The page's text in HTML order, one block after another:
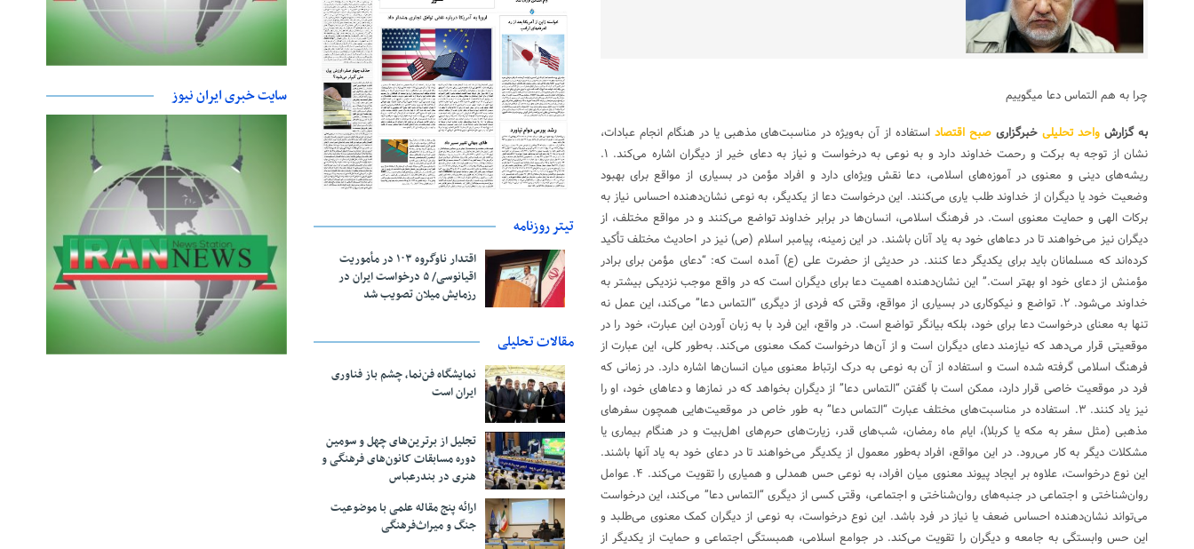
چرا به هم التماس دعا میگوییم
به گزارش واحد تحلیلی خبرگزاری صبح اقتصاداستفاده از آن به‌ویژه در مناسبت‌های مذهبی یا در هنگام انجام عبادات،
نشان از توجه به برکت و رحمت خداوند دارد و به نوعی به درخواست و نیاز به دعای خیر از دیگران اشاره می‌کند. ۱.
ریشه‌های دینی و معنوی در آموزه‌های اسلامی، دعا نقش ویژه‌ای دارد و افراد مؤمن در بسیاری از مواقع برای بهبود
وضعیت خود یا دیگران از خداوند طلب یاری می‌کنند. این درخواست دعا از یکدیگر، به نوعی نشان‌دهنده احساس نیاز به
برکات الهی و حمایت معنوی است. در فرهنگ اسلامی، انسان‌ها در برابر خداوند تواضع می‌کنند و در مواقع مختلف، از
دیگران نیز می‌خواهند تا در دعاهای خود به یاد آنان باشند. در این زمینه، پیامبر اسلام (ص) نیز در احادیث مختلف تأکید
کرده‌اند که مسلمانان باید برای یکدیگر دعا کنند. در حدیثی از حضرت علی (ع) آمده است که: “دعای مؤمن برای برادر
مؤمنش از دعای خود او بهتر است.” این نشان‌دهنده اهمیت دعا برای دیگران است که در واقع موجب نزدیکی بیشتر به
خداوند می‌شود. ۲. تواضع و نیکوکاری در بسیاری از مواقع، وقتی که فردی از دیگری “التماس دعا” می‌کند، این عمل نه
تنها به معنای درخواست دعا برای خود، بلکه بیانگر تواضع است. در واقع، این فرد با به زبان آوردن این عبارت، خود را در
موقعیتی قرار می‌دهد که نیازمند دعای دیگران است و از آن‌ها درخواست کمک معنوی می‌کند. به‌طور کلی، این عبارت از
فرهنگ اسلامی گرفته شده است و استفاده از آن به نوعی به درک ارتباط معنوی میان انسان‌ها اشاره دارد. در زمانی که
فرد در موقعیت خاصی قرار دارد، ممکن است با گفتن “التماس دعا” از دیگران بخواهد که در نمازها و دعاهای خود، او را
نیز یاد کنند. ۳. استفاده در مناسبت‌های مختلف عبارت “التماس دعا” به طور خاص در موقعیت‌هایی همچون سفرهای
مذهبی (مثل سفر به مکه یا کربلا)، ایام ماه رمضان، شب‌های قدر، زیارت‌های حرم‌های اهل‌بیت و در هنگام بیماری یا
مشکلات دیگر به کار می‌رود. در این مواقع، افراد به‌طور معمول از یکدیگر می‌خواهند تا در دعای خود به یاد آنها باشند.
این نوع درخواست، علاوه بر ایجاد پیوند معنوی میان افراد، به نوعی حس همدلی و همیاری را تقویت می‌کند. ۴. عوامل
روان‌شناختی و اجتماعی در جنبه‌های روان‌شناختی و اجتماعی، وقتی کسی از دیگری “التماس دعا” می‌کند، این درخواست
می‌تواند نشان‌دهنده احساس ضعف یا نیاز در فرد باشد. این نوع درخواست، به نوعی از دیگران کمک معنوی می‌طلبد و
این حس وابستگی به جامعه و دیگران را تقویت می‌کند. در جوامع اسلامی، همبستگی اجتماعی و حمایت از یکدیگر از
تیتر روزنامه
اقتدار ناوگروه ۱۰۳ در مأموریت‌
اقیانوسی/ ۵ درخواست ایران در
رزمایش میلان تصویب شد
مقالات تحلیلی
نمایشگاه فن‌نما، چشم باز فناوری
ایران است
تجلیل از بر‌ترین‌های چهل و سومین
دوره مسابقات کانون‌های فرهنگی و
هنری در بندرعباس
ارائه پنج مقاله علمی با موضوعیت
جنگ و میراث‌فرهنگی
سایت خبری ایران نیوز